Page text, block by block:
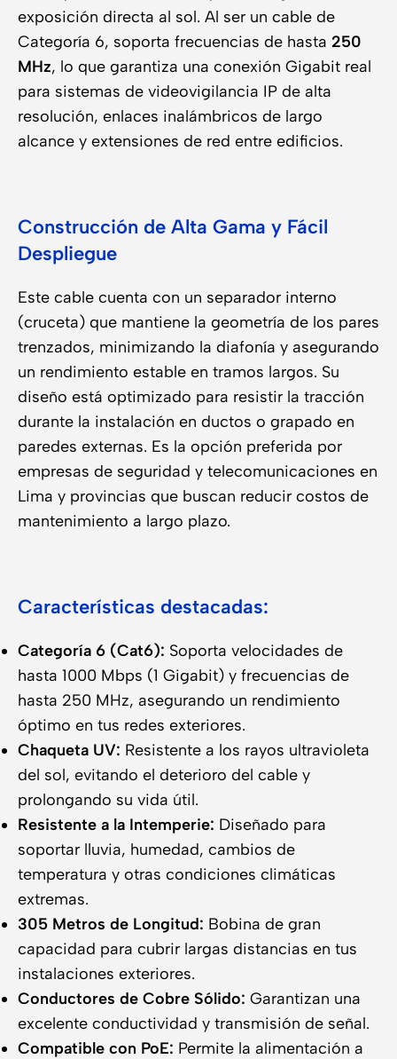
exposición directa al sol. Al ser un cable de
Categoría 6, soporta frecuencias de hasta 250
MHz, lo que garantiza una conexión Gigabit real
para sistemas de videovigilancia IP de alta
resolución, enlaces inalámbricos de largo
alcance y extensiones de red entre edificios.
Construcción de Alta Gama y Fácil
Despliegue
Este cable cuenta con un separador interno
(cruceta) que mantiene la geometría de los pares
trenzados, minimizando la diafonía y asegurando
un rendimiento estable en tramos largos. Su
diseño está optimizado para resistir la tracción
durante la instalación en ductos o grapado en
paredes externas. Es la opción preferida por
empresas de seguridad y telecomunicaciones en
Lima y provincias que buscan reducir costos de
mantenimiento a largo plazo.
Características destacadas:
Categoría 6 (Cat6): Soporta velocidades de
hasta 1000 Mbps (1 Gigabit) y frecuencias de
hasta 250 MHz, asegurando un rendimiento
óptimo en tus redes exteriores.
Chaqueta UV: Resistente a los rayos ultravioleta
del sol, evitando el deterioro del cable y
prolongando su vida útil.
Resistente a la Intemperie: Diseñado para
soportar lluvia, humedad, cambios de
temperatura y otras condiciones climáticas
extremas.
305 Metros de Longitud: Bobina de gran
capacidad para cubrir largas distancias en tus
instalaciones exteriores.
Conductores de Cobre Sólido: Garantizan una
excelente conductividad y transmisión de señal.
Compatible con PoE: Permite la alimentación a